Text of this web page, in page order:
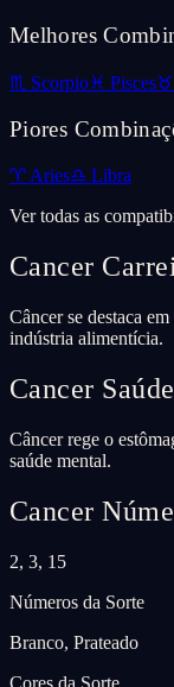
Melhores
♏ Scorpio♓ Pisces♉
Piores
♈ Aries♎ Libra
Ver todas as
Cancer
Câncer se destaca
indústria alimentícia.
Cancer
Câncer rege o
saúde mental.
Cancer
2, 3, 15
Números da Sorte
Branco, Prateado
Cores da Sorte